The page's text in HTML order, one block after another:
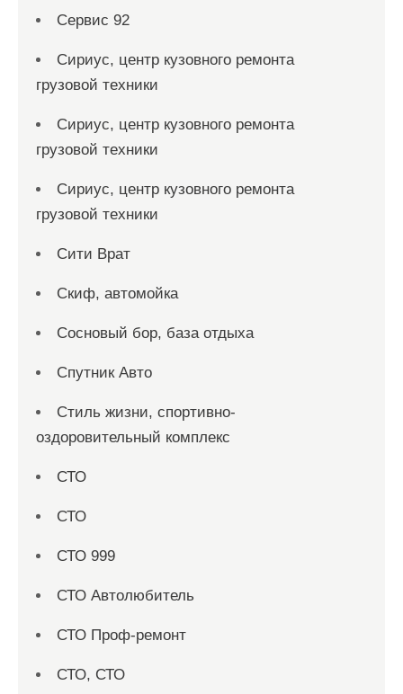
Сервис 92
Сириус, центр кузовного ремонта
грузовой техники
Сириус, центр кузовного ремонта
грузовой техники
Сириус, центр кузовного ремонта
грузовой техники
Сити Врат
Скиф, автомойка
Сосновый бор, база отдыха
Спутник Авто
Стиль жизни, спортивно-
оздоровительный комплекс
СТО
СТО
СТО 999
СТО Автолюбитель
СТО Проф-ремонт
СТО, СТО